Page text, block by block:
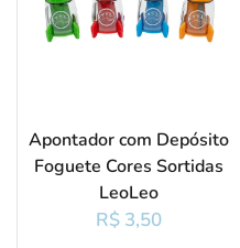
Apontador com Depósito
Foguete Cores Sortidas
LeoLeo
R$ 3,50